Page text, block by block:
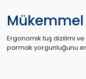
Ergonomik tuş dizilimi ve
parmak yorgunluğunu